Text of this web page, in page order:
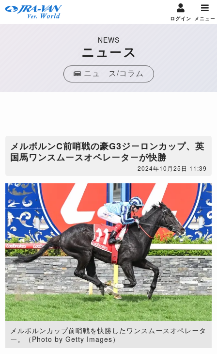
ログイン メニュー
NEWS
ニュース
ニュース/コラム
メルボルンC前哨戦の豪G3ジーロンカップ、英
国馬ワンスムースオペレーターが快勝
2024年10月25日 11:39
メルボルンカップ前哨戦を快勝したワンスムースオペレータ
ー。（Photo by Getty Images）